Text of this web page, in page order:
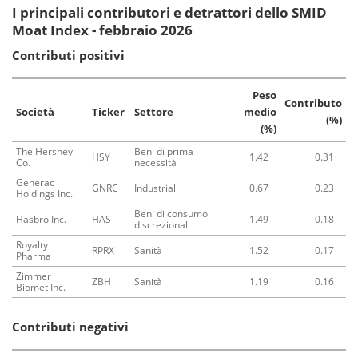
I principali contributori e detrattori dello SMID
Moat Index - febbraio 2026
Contributi positivi
Società Ticker Settore
Peso
medio
(%)
Contributo
(%)
The Hershey
Co.
HSY
Beni di prima
necessità
1.42
0.31
Generac
Holdings Inc.
GNRC Industriali 0.67 0.23
Hasbro Inc. HAS
Beni di consumo
discrezionali
1.49
0.18
Royalty
Pharma
RPRX Sanità 1.52
0.17
Zimmer
Biomet Inc.
ZBH Sanità 1.19 0.16
Contributi negativi